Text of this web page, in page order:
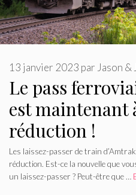
Le pass
est maintenant
réduction !
13 janvier 2023 par Jason &
Les laissez-passer de train
réduction. Est-ce la nouvelle que
un laissez-passer ? Peut-être que …